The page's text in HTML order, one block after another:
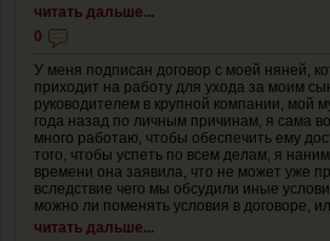
читать дальше...
0
У меня подписан договор с моей няней,
приходит на работу для ухода за моим
руководителем в крупной компании, мой
года назад по личным причинам, я сама
много работаю, чтобы обеспечить ему
того, чтобы успеть по всем делам, я
времени она заявила, что не может уже
вследствие чего мы обсудили иные
можно ли поменять условия в договоре,
читать дальше...